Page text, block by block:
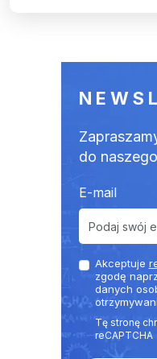
do
E-mail
Akceptuje
zgodę
danych